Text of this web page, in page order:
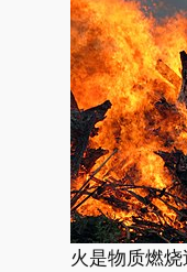
火是物质燃